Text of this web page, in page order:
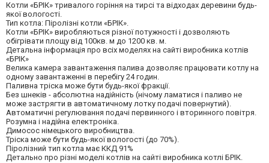
Котли «БРІК» тривалого горіння на тирсі та відходах деревини будь-
якої вологості.
Тип котла: Піролізні котли «БРІК».
Котли «БРІК» виробляються різної потужності і дозволяють
обігрівати площу від 100кв. м до 1200 кв. м.
Детальна інформація про всіх моделях на сайті виробника котлів
«БРІК»
Велика камера завантаження палива дозволяє працювати котлу на
одному завантаженні в перебігу 24 годин.
Паливна тріска може бути будь-якої фракції.
Без шнеків - абсолютна надійність (нічому ламатися і паливо не
може застрягти в автоматичному лотку подачі повернутий).
Автоматичні регулювання подачі первинного і вторинного повітря.
Розумна і надійна електроніка.
Димосос німецького виробництва.
Тріска може бути будь-якої вологості (до 70%).
Піролізний тип котла має ККД 91%
Детально про різні моделі котлів на сайті виробника котлі БРІК.